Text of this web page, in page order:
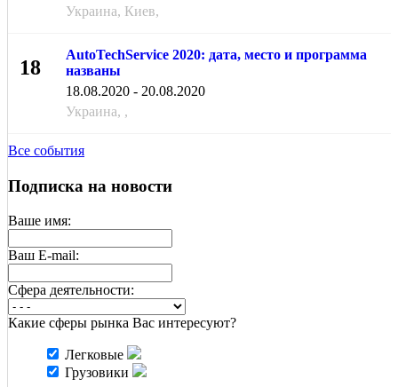
Украина, Киев,
18
AutoTechService 2020: дата, место и программа
названы
18.08.2020 - 20.08.2020
Украина, ,
Все события
Подписка на новости
Ваше имя:
Ваш E-mail:
Cфера деятельности:
Какие сферы рынка Вас интересуют?
Легковые
Грузовики